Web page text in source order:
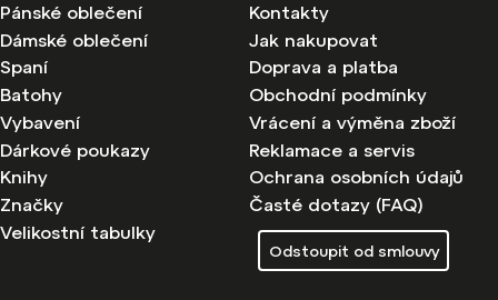
Pánské oblečení
Dámské oblečení
Spaní
Batohy
Vybavení
Dárkové poukazy
Knihy
Značky
Velikostní tabulky
Kontakty
Jak nakupovat
Doprava a platba
Obchodní podmínky
Vrácení a výměna zboží
Reklamace a servis
Ochrana osobních údajů
Časté dotazy (FAQ)
Odstoupit od smlouvy